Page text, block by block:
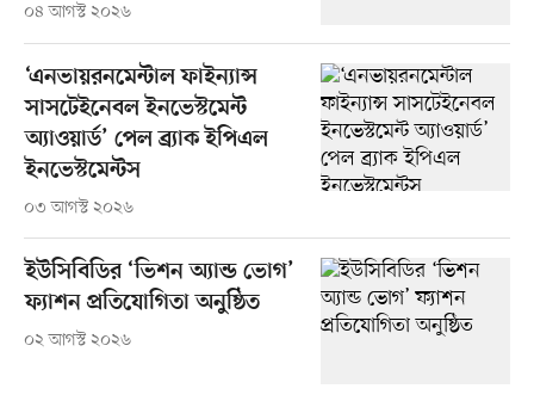
০৪ আগস্ট ২০২৬
‘এনভায়রনমেন্টাল ফাইন্যান্স
সাসটেইনেবল ইনভেস্টমেন্ট
অ্যাওয়ার্ড’ পেল ব্র্যাক ইপিএল
ইনভেস্টমেন্টস
০৩ আগস্ট ২০২৬
ইউসিবিডির ‘ভিশন অ্যান্ড ভোগ’
ফ্যাশন প্রতিযোগিতা অনুষ্ঠিত
০২ আগস্ট ২০২৬